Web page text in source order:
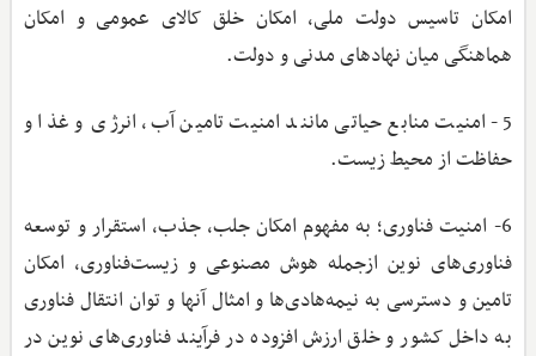
امکان تاسیس دولت ملی، امکان خلق کالای عمومی و امکان
هماهنگی میان نهادهای مدنی و دولت.
5- امنیت منابع حیاتی مانند امنیت تامین آب، انرژی و غذا و
حفاظت از محیط زیست.
6- امنیت فناوری؛ به مفهوم امکان جلب، جذب، استقرار و توسعه
فناوری‌های نوین ازجمله هوش مصنوعی و زیست‌فناوری، امکان
تامین و دسترسی به نیمه‌هادی‌ها و امثال آنها و توان انتقال فناوری
به داخل کشور و خلق ارزش افزوده در فرآیند فناوری‌های نوین در